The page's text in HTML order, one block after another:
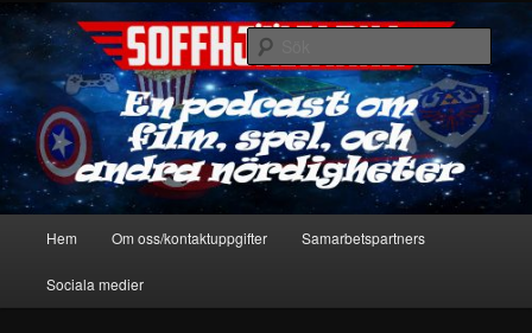
Hoppa
primärt
innehållSoffhjältarna
En podcast om film, spel & andra nördigheter
Sök
Hem Om oss/kontaktuppgifter Samarbetspartners
Sociala medier